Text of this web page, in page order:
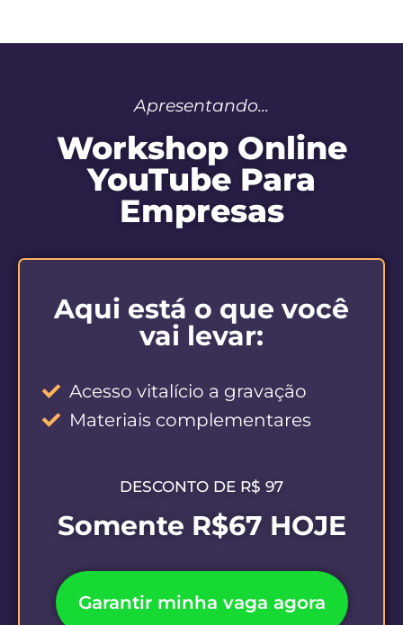
Apresentando...
Workshop Online
YouTube Para
Empresas
Aqui está o que você
vai levar:
Acesso vitalício a gravação
Materiais complementares
DESCONTO DE R$ 97
Somente R$67 HOJE
Garantir minha vaga agora